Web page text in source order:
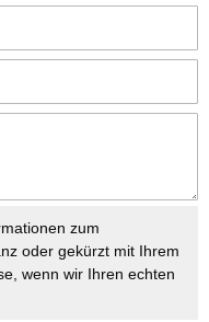
zum
oder gekürzt mit Ihrem
wenn wir Ihren echten